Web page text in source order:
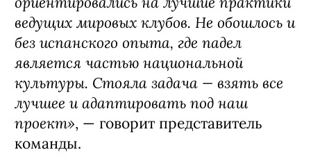
ведущих мировых клубов. Не обошлось и
без испанского опыта, где падел
является частью национальной
культуры. Стояла задача — взять все
лучшее и адаптировать под наш
проект», — говорит представитель
команды.